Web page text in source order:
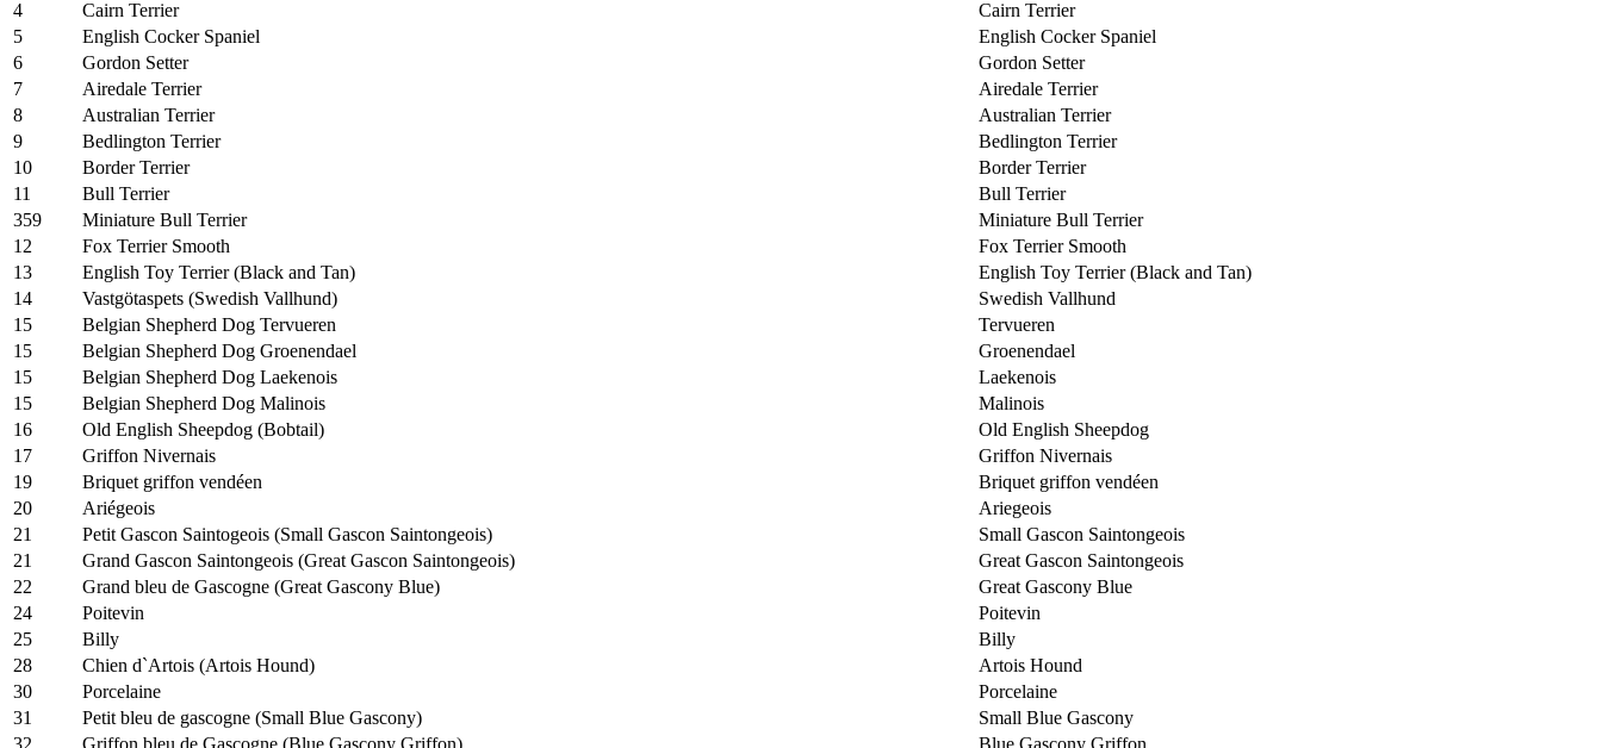
4
Cairn Terrier
Cairn Terrier
5
English Cocker Spaniel
English Cocker Spaniel
6
Gordon Setter
Gordon Setter
7
Airedale Terrier
Airedale Terrier
8
Australian Terrier
Australian Terrier
9
Bedlington Terrier
Bedlington Terrier
10
Border Terrier
Border Terrier
11
Bull Terrier
Bull Terrier
359
Miniature Bull Terrier
Miniature Bull Terrier
12
Fox Terrier Smooth
Fox Terrier Smooth
13
English Toy Terrier (Black and Tan)
English Toy Terrier (Black and Tan)
14
Vastgötaspets (Swedish Vallhund)
Swedish Vallhund
15
Belgian Shepherd Dog Tervueren
Tervueren
15
Belgian Shepherd Dog Groenendael
Groenendael
15
Belgian Shepherd Dog Laekenois
Laekenois
15
Belgian Shepherd Dog Malinois
Malinois
16
Old English Sheepdog (Bobtail)
Old English Sheepdog
17
Griffon Nivernais
Griffon Nivernais
19
Briquet griffon vendéen
Briquet griffon vendéen
20
Ariégeois
Ariegeois
21
Petit Gascon Saintogeois (Small Gascon Saintongeois)
Small Gascon Saintongeois
21
Grand Gascon Saintongeois (Great Gascon Saintongeois)
Great Gascon Saintongeois
22
Grand bleu de Gascogne (Great Gascony Blue)
Great Gascony Blue
24
Poitevin
Poitevin
25
Billy
Billy
28
Chien d`Artois (Artois Hound)
Artois Hound
30
Porcelaine
Porcelaine
31
Petit bleu de gascogne (Small Blue Gascony)
Small Blue Gascony